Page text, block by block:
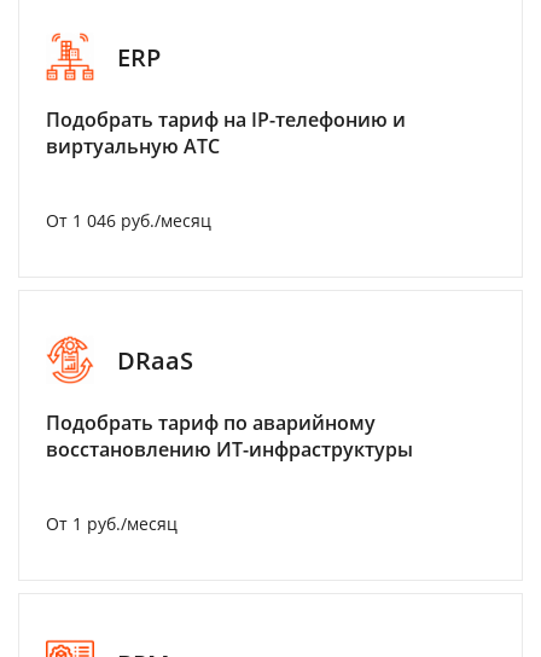
ERP
Подобрать тариф на IP-телефонию и
виртуальную АТС
От 1 046 руб./месяц
DRaaS
Подобрать тариф по аварийному
восстановлению ИТ-инфраструктуры
От 1 руб./месяц